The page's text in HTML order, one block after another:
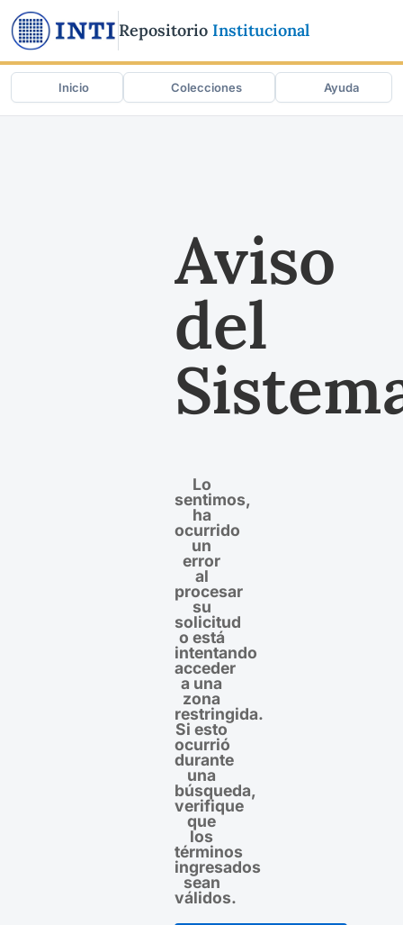
Repositorio Institucional
Inicio Colecciones Ayuda
Aviso
del
Lo
sentimos,
ha
ocurrido
un
error
al
procesar
su
solicitud
o está
intentando
acceder
a una
zona
restringida.
Si esto
ocurrió
durante
una
búsqueda,
verifique
que
los
términos
ingresados
sean
válidos.